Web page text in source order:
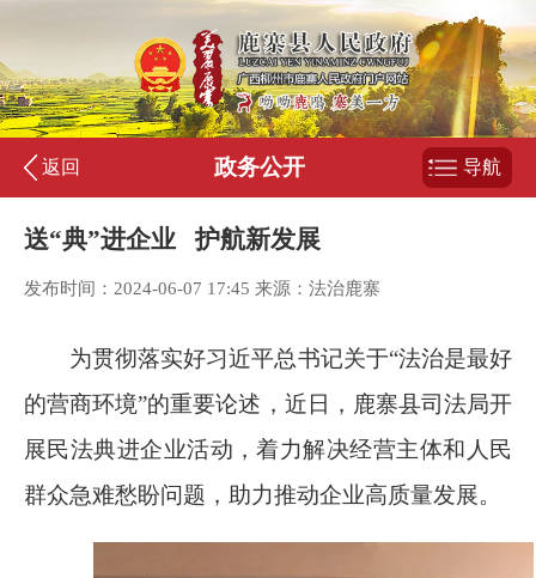
返回 政务公开 导航
送“典”进企业 护航新发展
发布时间：2024-06-07 17:45 来源：法治鹿寨
为贯彻落实好习近平总书记关于“法治是最好
的营商环境”的重要论述，近日，鹿寨县司法局开
展民法典进企业活动，着力解决经营主体和人民
群众急难愁盼问题，助力推动企业高质量发展。